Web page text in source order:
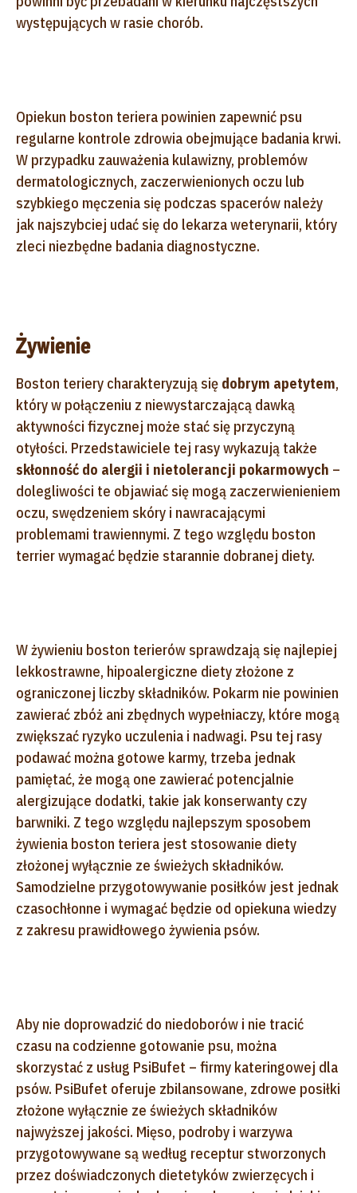
występujących w rasie chorób.
Opiekun boston teriera powinien zapewnić psu
regularne kontrole zdrowia obejmujące badania krwi.
W przypadku zauważenia kulawizny, problemów
dermatologicznych, zaczerwienionych oczu lub
szybkiego męczenia się podczas spacerów należy
jak najszybciej udać się do lekarza weterynarii, który
zleci niezbędne badania diagnostyczne.
Żywienie
Boston teriery charakteryzują się dobrym apetytem,
który w połączeniu z niewystarczającą dawką
aktywności fizycznej może stać się przyczyną
otyłości. Przedstawiciele tej rasy wykazują także
skłonność do alergii i nietolerancji pokarmowych –
dolegliwości te objawiać się mogą zaczerwienieniem
oczu, swędzeniem skóry i nawracającymi
problemami trawiennymi. Z tego względu boston
terrier wymagać będzie starannie dobranej diety.
W żywieniu boston terierów sprawdzają się najlepiej
lekkostrawne, hipoalergiczne diety złożone z
ograniczonej liczby składników. Pokarm nie powinien
zawierać zbóż ani zbędnych wypełniaczy, które mogą
zwiększać ryzyko uczulenia i nadwagi. Psu tej rasy
podawać można gotowe karmy, trzeba jednak
pamiętać, że mogą one zawierać potencjalnie
alergizujące dodatki, takie jak konserwanty czy
barwniki. Z tego względu najlepszym sposobem
żywienia boston teriera jest stosowanie diety
złożonej wyłącznie ze świeżych składników.
Samodzielne przygotowywanie posiłków jest jednak
czasochłonne i wymagać będzie od opiekuna wiedzy
z zakresu prawidłowego żywienia psów.
Aby nie doprowadzić do niedoborów i nie tracić
czasu na codzienne gotowanie psu, można
skorzystać z usług PsiBufet – firmy kateringowej dla
psów. PsiBufet oferuje zbilansowane, zdrowe posiłki
złożone wyłącznie ze świeżych składników
najwyższej jakości. Mięso, podroby i warzywa
przygotowywane są według receptur stworzonych
przez doświadczonych dietetyków zwierzęcych i